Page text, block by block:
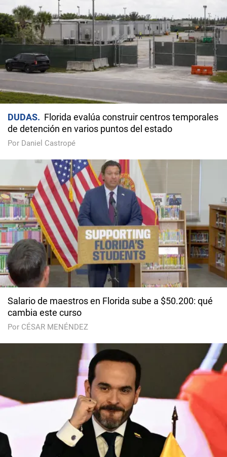
DUDAS
Florida evalúa construir centros temporales
de detención en varios puntos del estado
Por Daniel Castropé
Salario de maestros en Florida sube a $50.200: qué
cambia este curso
Por CÉSAR MENÉNDEZ